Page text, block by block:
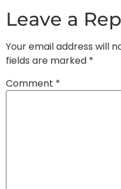
Leave a
Your email address will
fields are marked *
Comment *